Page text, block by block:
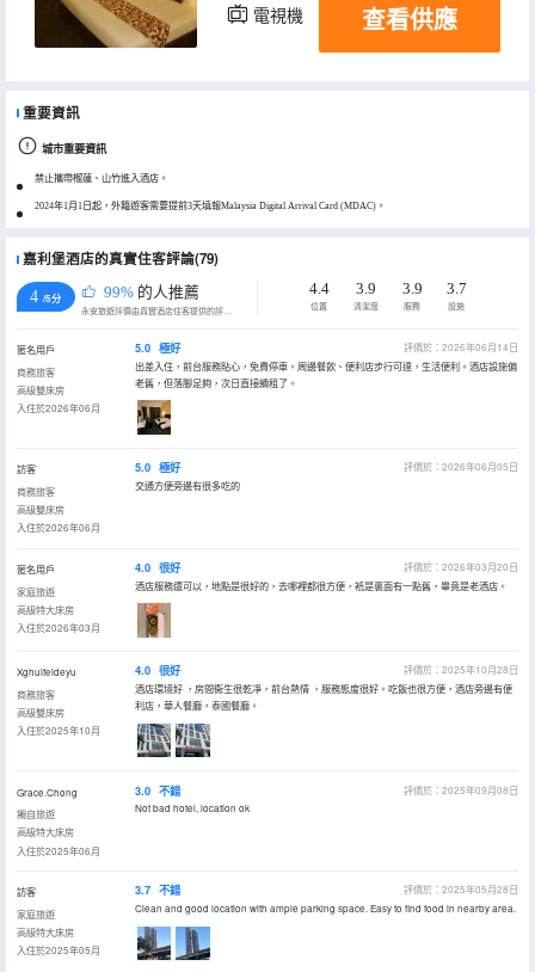
電視機 查看供應
重要資訊
城市重要資訊
禁止攜帶榴蓮、山竹進入酒店。
2024年1月1日起，外籍遊客需要提前3天填報Malaysia Digital Arrival Card (MDAC)。
嘉利堡酒店的真實住客評論(79)
4 /5分 99% 的人推薦
永安旅遊評價由真實酒店住客提供的評價。
4.4
位置
3.9
清潔度
3.9
服務
3.7
設施
匿名用戶
商務旅客
高級雙床房
入住於2026年06月
5.0 極好
評價於：2026年06月14日
出差入住，前台服務貼心，免費停車。周邊餐飲、便利店步行可達，生活便利。酒店設施偏
老舊，但落腳足夠，次日直接續租了。
訪客
商務旅客
高級雙床房
入住於2026年06月
5.0 極好
評價於：2026年06月05日
交通方便旁邊有很多吃的
匿名用戶
家庭旅遊
高級特大床房
入住於2026年03月
4.0 很好
評價於：2026年03月20日
酒店服務還可以，地點是很好的，去哪裡都很方便，衹是裏面有一點舊，畢竟是老酒店。
Xghuifeideyu
商務旅客
高級雙床房
入住於2025年10月
4.0 很好
評價於：2025年10月28日
酒店環境好 ，房間衞生很乾凈，前台熱情 ，服務態度很好。吃飯也很方便，酒店旁邊有便
利店，華人餐廳，泰國餐廳。
Grace.Chong
獨自旅遊
高級特大床房
入住於2025年06月
3.0 不錯
評價於：2025年09月08日
Not bad hotel, location ok
訪客
家庭旅遊
高級特大床房
入住於2025年05月
3.7 不錯
評價於：2025年05月28日
Clean and good location with ample parking space. Easy to find food in nearby area.